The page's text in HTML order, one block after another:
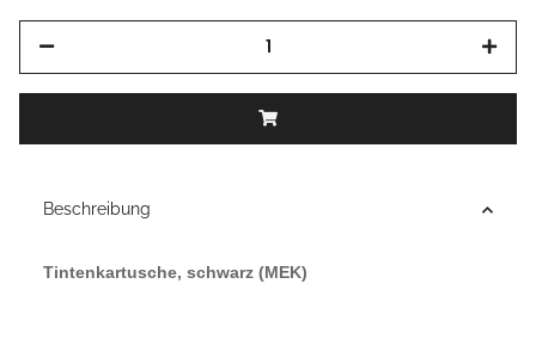
Beschreibung
Tintenkartusche, schwarz (MEK)